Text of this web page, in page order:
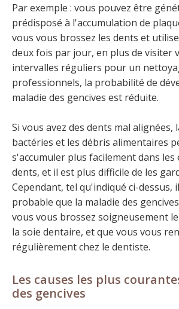
Par exemple : vous pouvez être
prédisposé à l'accumulation de
vous vous brossez les dents et
deux fois par jour, en plus de visiter
intervalles réguliers pour un
professionnels, la probabilité de
maladie des gencives est réduite.
Si vous avez des dents mal alignées,
bactéries et les débris alimentaires
s'accumuler plus facilement dans les
dents, et il est plus difficile de les
Cependant, tel qu'indiqué ci-dessus,
probable que la maladie des
vous vous brossez soigneusement
la soie dentaire, et que vous vous
régulièrement chez le dentiste.
Les causes les plus
des gencives